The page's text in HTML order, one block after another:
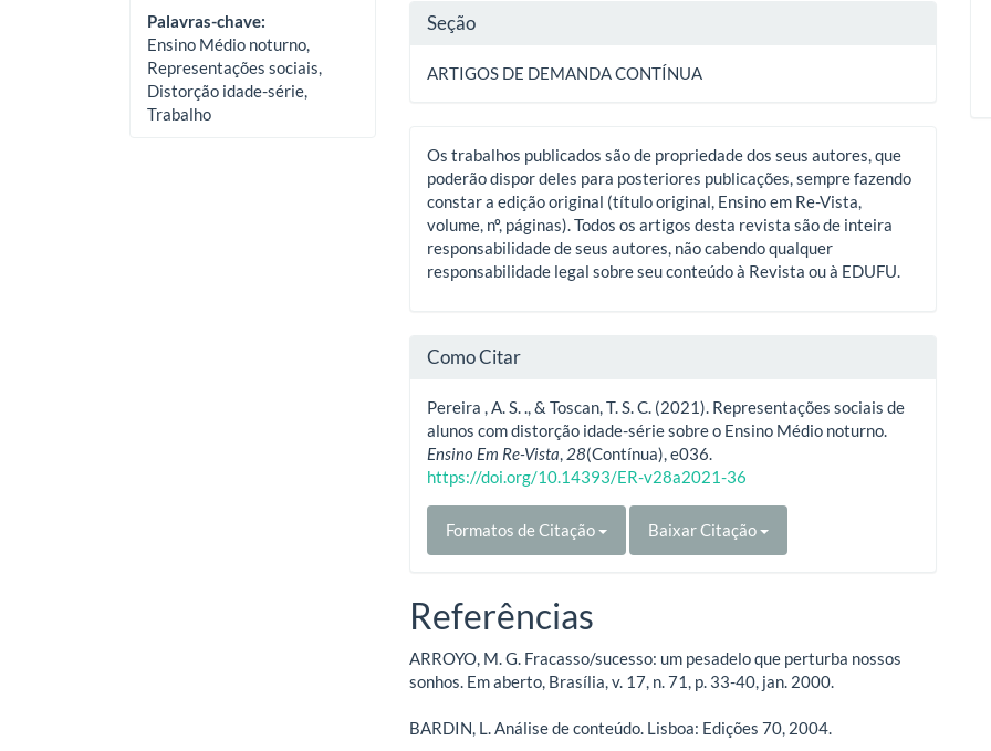
Palavras-chave:
Ensino Médio noturno,
Representações sociais,
Distorção idade-série,
Trabalho
Seção
ARTIGOS DE DEMANDA CONTÍNUA
Os trabalhos publicados são de propriedade dos seus autores, que
poderão dispor deles para posteriores publicações, sempre fazendo
constar a edição original (título original, Ensino em Re-Vista,
volume, nº, páginas). Todos os artigos desta revista são de inteira
responsabilidade de seus autores, não cabendo qualquer
responsabilidade legal sobre seu conteúdo à Revista ou à EDUFU.
Como Citar
Pereira , A. S. ., & Toscan, T. S. C. (2021). Representações sociais de
alunos com distorção idade-série sobre o Ensino Médio noturno.
Ensino Em Re-Vista, 28(Contínua), e036.
https://doi.org/10.14393/ER-v28a2021-36
Formatos de Citação Baixar Citação
Referências
ARROYO, M. G. Fracasso/sucesso: um pesadelo que perturba nossos
sonhos. Em aberto, Brasília, v. 17, n. 71, p. 33-40, jan. 2000.
BARDIN, L. Análise de conteúdo. Lisboa: Edições 70, 2004.